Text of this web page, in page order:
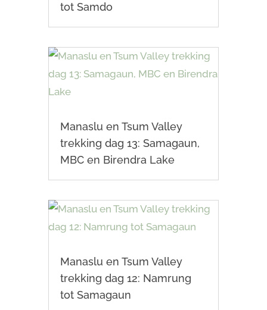
tot Samdo
Manaslu en Tsum Valley
trekking dag 13: Samagaun,
MBC en Birendra Lake
Manaslu en Tsum Valley
trekking dag 12: Namrung
tot Samagaun